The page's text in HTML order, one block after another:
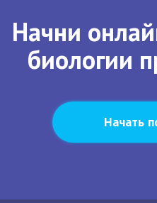
Начни
биологии
Начать